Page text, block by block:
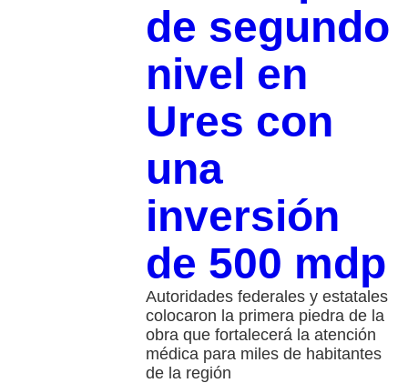
de segundo
nivel en
Ures con
una
inversión
de 500 mdp
Autoridades federales y estatales
colocaron la primera piedra de la
obra que fortalecerá la atención
médica para miles de habitantes
de la región